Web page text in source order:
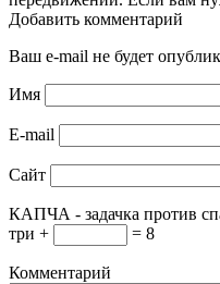
Добавить комментарий
Ваш e-mail не будет
Имя
E-mail
Сайт
КАПЧА - задачка против
три +
= 8
Комментарий